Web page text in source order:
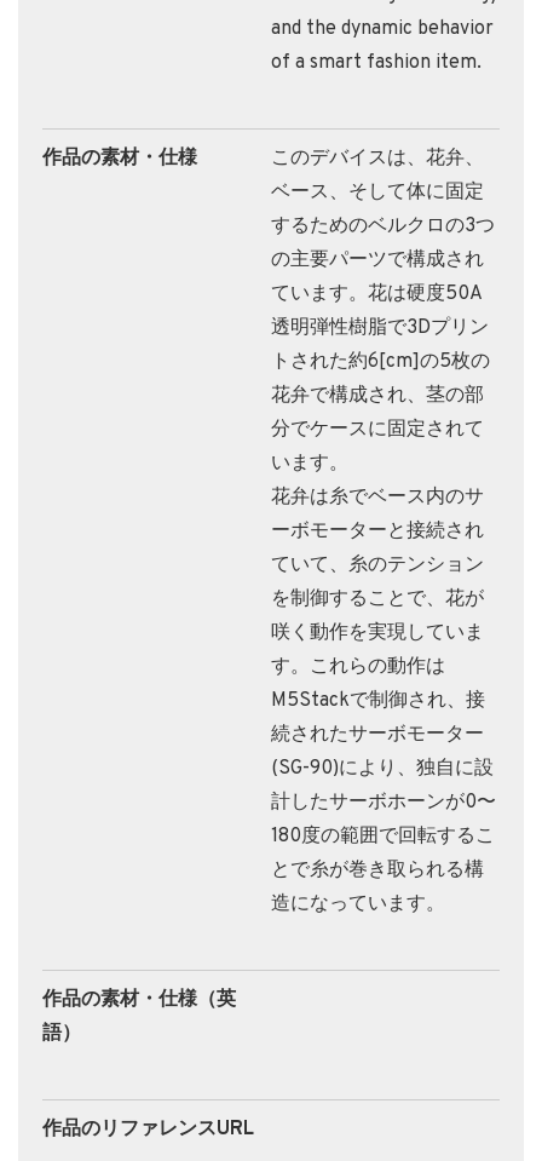
and the dynamic behavior
of a smart fashion item.
作品の素材・仕様
このデバイスは、花弁、
ベース、そして体に固定
するためのベルクロの3つ
の主要パーツで構成され
ています。花は硬度50A
透明弾性樹脂で3Dプリン
トされた約6[cm]の5枚の
花弁で構成され、茎の部
分でケースに固定されて
います。
花弁は糸でベース内のサ
ーボモーターと接続され
ていて、糸のテンション
を制御することで、花が
咲く動作を実現していま
す。これらの動作は
M5Stackで制御され、接
続されたサーボモーター
(SG-90)により、独自に設
計したサーボホーンが0〜
180度の範囲で回転するこ
とで糸が巻き取られる構
造になっています。
作品の素材・仕様（英
語）
作品のリファレンスURL